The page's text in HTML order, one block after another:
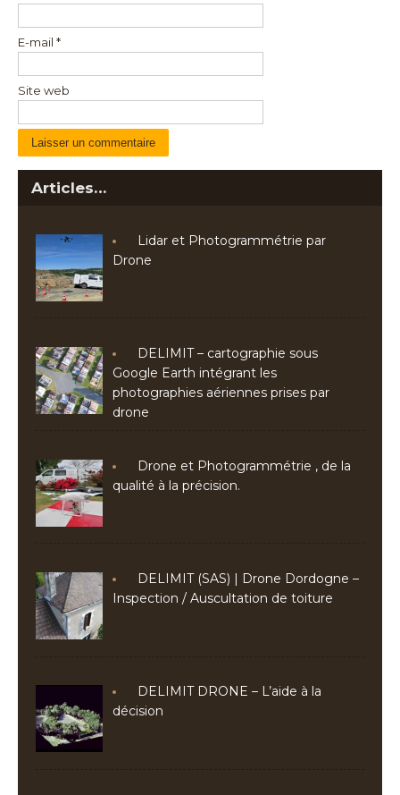
E-mail *
Site web
Articles…
Lidar et Photogrammétrie par
Drone
DELIMIT – cartographie sous
Google Earth intégrant les
photographies aériennes prises par
drone
Drone et Photogrammétrie , de la
qualité à la précision.
DELIMIT (SAS) | Drone Dordogne –
Inspection / Auscultation de toiture
DELIMIT DRONE – L’aide à la
décision